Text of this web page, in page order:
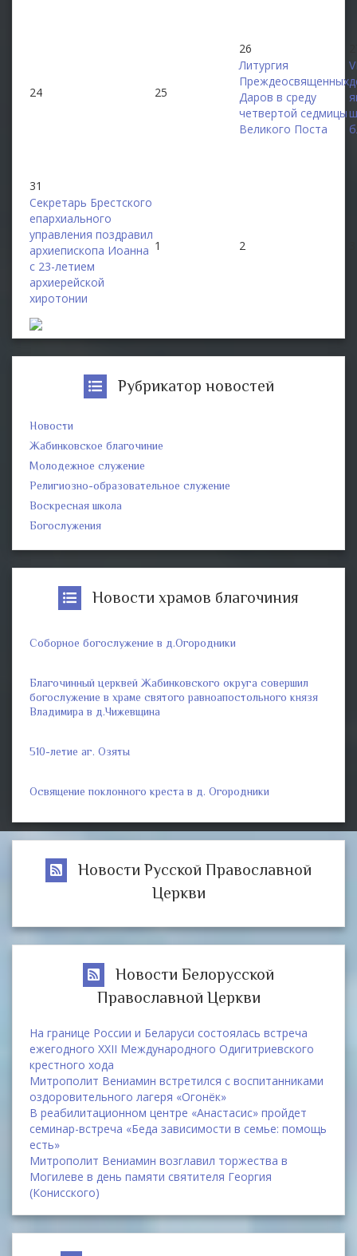
24 25
26
Литургия
Преждеосвященных
Даров в среду
четвертой седмицы
Великого Поста
31
Секретарь Брестского
епархиального
управления поздравил
архиепископа Иоанна
с 23-летием
архиерейской
хиротонии
1 2
Рубрикатор новостей
Новости
Жабинковское благочиние
Молодежное служение
Религиозно-образовательное служение
Воскресная школа
Богослужения
Новости храмов благочиния
Соборное богослужение в д.Огородники
Благочинный церквей Жабинковского округа совершил
богослужение в храме святого равноапостольного князя
Владимира в д.Чижевщина
510-летие аг. Озяты
Освящение поклонного креста в д. Огородники
Новости Русской Православной
Церкви
Новости Белорусской
Православной Церкви
На границе России и Беларуси состоялась встреча
ежегодного XXII Международного Одигитриевского
крестного хода
Митрополит Вениамин встретился с воспитанниками
оздоровительного лагеря «Огонёк»
В реабилитационном центре «Анастасис» пройдет
семинар-встреча «Беда зависимости в семье: помощь
есть»
Митрополит Вениамин возглавил торжества в
Могилеве в день памяти святителя Георгия
(Конисского)